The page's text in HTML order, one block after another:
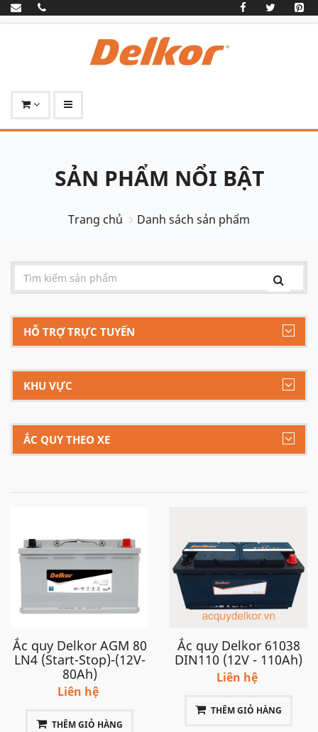
SẢN PHẨM NỔI BẬT
Trang chủ Danh sách sản phẩm
HỖ TRỢ TRỰC TUYẾN
KHU VỰC
ẮC QUY THEO XE
Ắc quy Delkor AGM 80
LN4 (Start-Stop)-(12V-
80Ah)
Liên hệ
THÊM GIỎ HÀNG
Ắc quy Delkor 61038
DIN110 (12V - 110Ah)
Liên hệ
THÊM GIỎ HÀNG